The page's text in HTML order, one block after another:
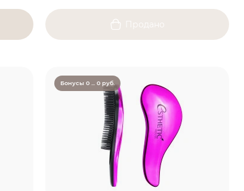
Продано
Бонусы 0 ... 0 руб.